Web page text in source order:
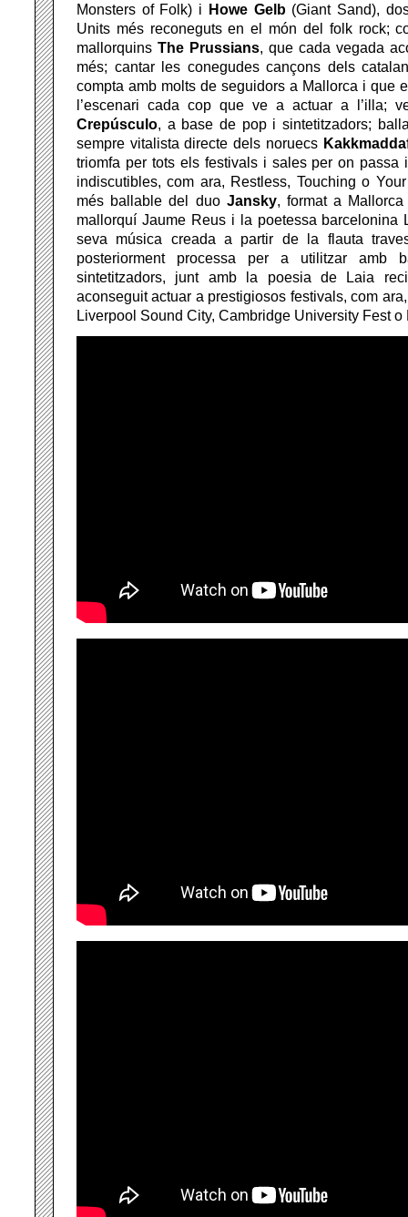
Monsters of Folk) i
Howe Gelb(Giant Sand),
Units més reconeguts en el món del folk rock;
mallorquins The Prussians, que cada vegada
més; cantar les conegudes cançons dels
compta amb molts de seguidors a Mallorca i que
l’escenari cada cop que ve a actuar a l’illa;
Crepúsculo, a base de pop i sintetitzadors;
sempre vitalista directe dels noruecs
triomfa per tots els festivals i sales per on passa
indiscutibles, com ara, Restless, Touching o
més ballable del duo Jansky, format a
mallorquí Jaume Reus i la poetessa barcelonina
seva música creada a partir de la flauta
posteriorment processa per a utilitzar amb
sintetitzadors, junt amb la poesia de Laia
aconseguit actuar a prestigiosos festivals, com
Liverpool Sound City, Cambridge University Fest